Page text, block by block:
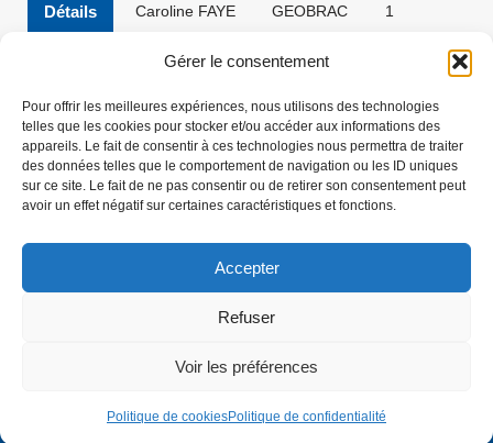
Gérer le consentement
Pour offrir les meilleures expériences, nous utilisons des technologies
telles que les cookies pour stocker et/ou accéder aux informations des
appareils. Le fait de consentir à ces technologies nous permettra de traiter
des données telles que le comportement de navigation ou les ID uniques
sur ce site. Le fait de ne pas consentir ou de retirer son consentement peut
avoir un effet négatif sur certaines caractéristiques et fonctions.
Accepter
Refuser
Voir les préférences
Politique de cookiesPolitique de confidentialité
Détails Caroline FAYE GEOBRAC 1
BONNEMAISON
MOULON
Showing 1 to 22 of 22 entries
Previous 1 Next